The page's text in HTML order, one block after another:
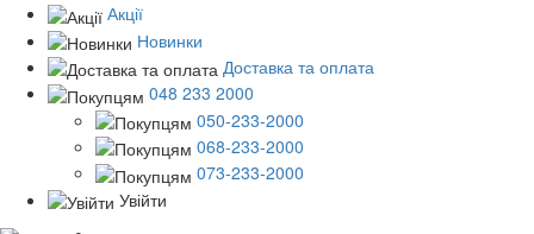
Акції
Новинки
Доставка та оплата
048 233 2000
050-233-2000
068-233-2000
073-233-2000
Увійти